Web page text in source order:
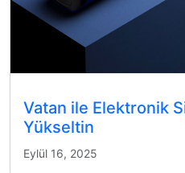
Vatan ile Elektronik
Yükseltin
Eylül 16, 2025